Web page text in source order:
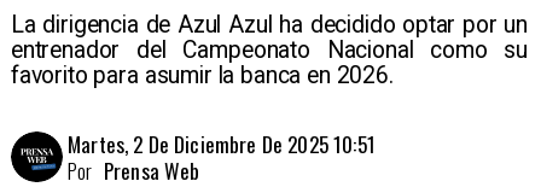
La dirigencia de Azul Azul ha decidido optar por un
entrenador del Campeonato Nacional como su
favorito para asumir la banca en 2026.
Martes, 2 De Diciembre De 2025 10:51
Prensa Web
Por